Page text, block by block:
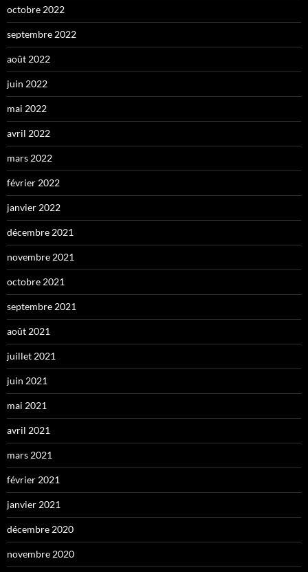
octobre 2022
septembre 2022
août 2022
juin 2022
mai 2022
avril 2022
mars 2022
février 2022
janvier 2022
décembre 2021
novembre 2021
octobre 2021
septembre 2021
août 2021
juillet 2021
juin 2021
mai 2021
avril 2021
mars 2021
février 2021
janvier 2021
décembre 2020
novembre 2020